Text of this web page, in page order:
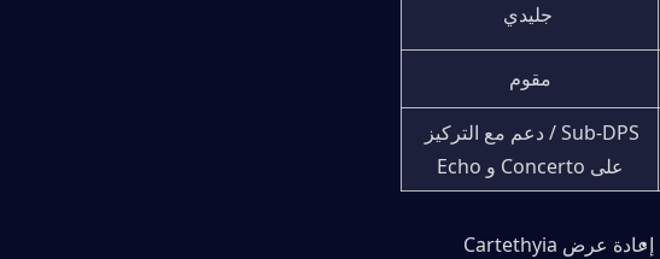
جليدي
مقوم
على Concerto و Echo
إعادة عرض Cartethyia